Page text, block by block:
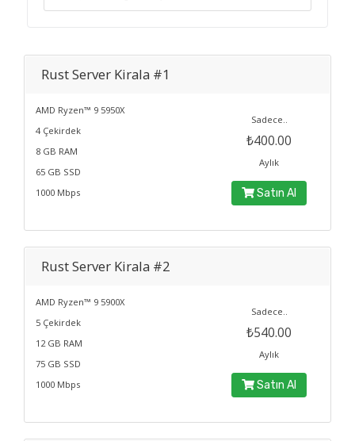
Rust Server Kirala #1
AMD Ryzen™ 9 5950X
4 Çekirdek
8 GB RAM
65 GB SSD
1000 Mbps
Sadece..
₺400.00
Aylık
Satın Al
Rust Server Kirala #2
AMD Ryzen™ 9 5900X
5 Çekirdek
12 GB RAM
75 GB SSD
1000 Mbps
Sadece..
₺540.00
Aylık
Satın Al